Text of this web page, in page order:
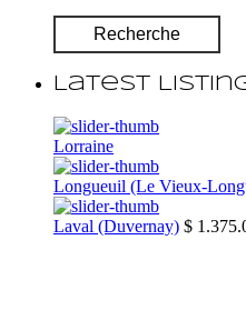
Recherche
Latest
Lorraine
Longueuil (Le Vieux-
Laval (Duvernay) $